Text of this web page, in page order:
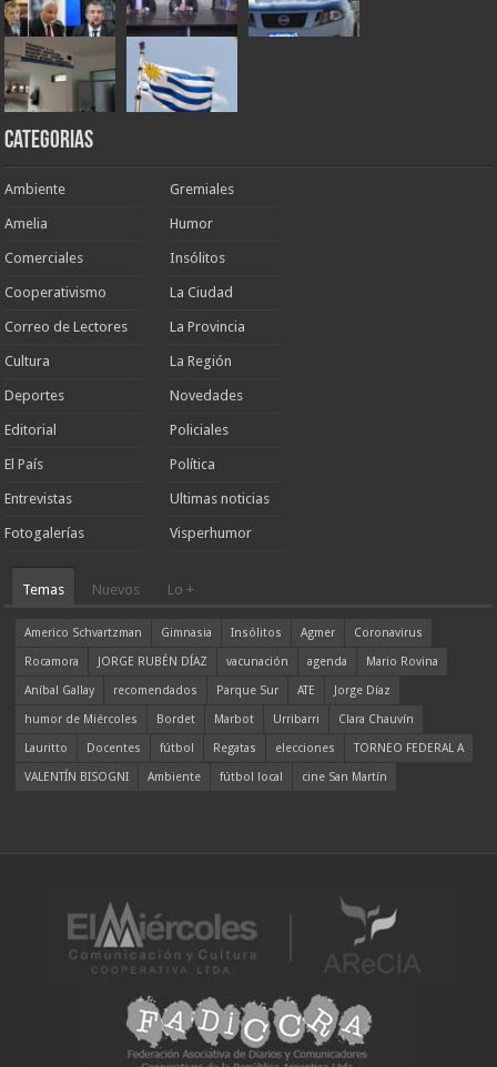
Categorias
Ambiente
Amelia
Comerciales
Cooperativismo
Correo de Lectores
Cultura
Deportes
Editorial
El País
Entrevistas
Fotogalerías
Gremiales
Humor
Insólitos
La Ciudad
La Provincia
La Región
Novedades
Policiales
Política
Ultimas noticias
Visperhumor
Temas Nuevos Lo +
Americo Schvartzman Gimnasia Insólitos Agmer
Coronavirus
Rocamora
JORGE RUBÉN DÍAZ vacunación agenda
Mario Rovina
Aníbal Gallay
recomendados Parque Sur ATE
Jorge Díaz
humor de Miércoles
Bordet Marbot Urribarri
Clara Chauvín
Lauritto
Docentes fútbol Regatas elecciones
TORNEO FEDERAL A
VALENTÍN BISOGNI
Ambiente fútbol local cine San Martín